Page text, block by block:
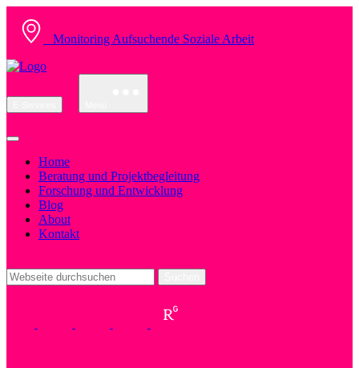
Monitoring Aufsuchende Soziale Arbeit
Home
Beratung und Projektbegleitung
Forschung und Entwicklung
Blog
About
Kontakt